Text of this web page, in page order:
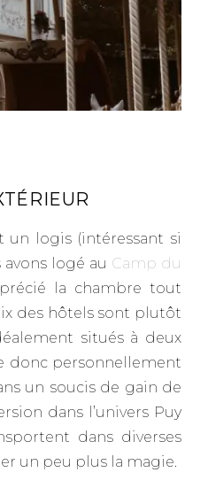
logis (intéressant si
logé au Camp du
la chambre tout
des hôtels sont plutôt
situés à deux
donc personnellement
un soucis de gain de
dans l’univers Puy
dans diverses
un peu plus la magie.